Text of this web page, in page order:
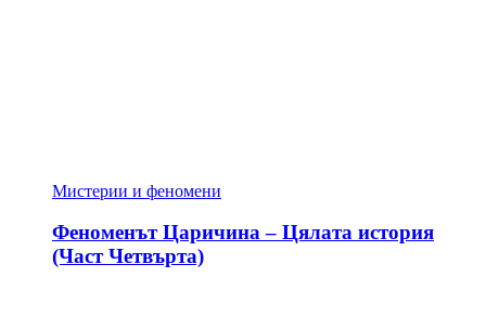
Мистерии и феномени
Феноменът Царичина – Цялата история
(Част Четвърта)